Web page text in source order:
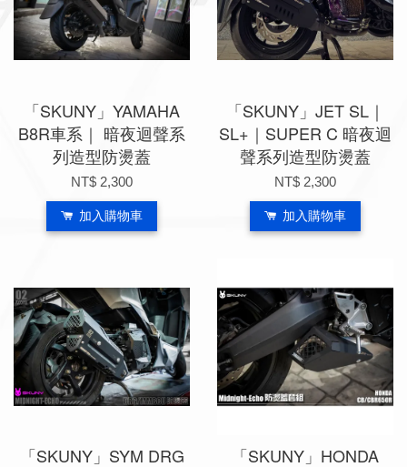
「SKUNY」YAMAHA
B8R車系｜ 暗夜迴聲系
列造型防燙蓋
NT$ 2,300
加入購物車
「SKUNY」JET SL｜
SL+｜SUPER C 暗夜迴
聲系列造型防燙蓋
NT$ 2,300
加入購物車
「SKUNY」SYM DRG
「SKUNY」HONDA